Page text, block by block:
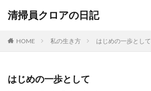
清掃員クロアの日記
HOME 私の生き方 はじめの一歩として
はじめの一歩として